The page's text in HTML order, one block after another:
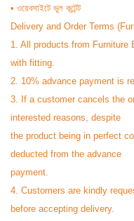
• ওয়েবসাইটে ভুল কন্টেন্ট
Delivery and Order Terms
1. All products from Furniture
with fitting.
2. 10% advance payment is
3. If a customer cancels the
interested reasons, despite
the product being in perfect
deducted from the advance
payment.
4. Customers are kindly
before accepting delivery.